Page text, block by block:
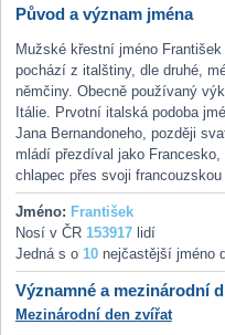
Původ a význam jména
Mužské křestní jméno
pochází z italštiny, dle druhé,
němčiny. Obecně používaný
Itálie. Prvotní italská podoba
Jana Bernandoneho, později
mládí přezdíval jako Francesko,
chlapec přes svoji
Jméno: František
Nosí v ČR 153917lidí
Jedná s o 10nejčastější jméno
Významné a mezinárodní
Mezinárodní den zvířat